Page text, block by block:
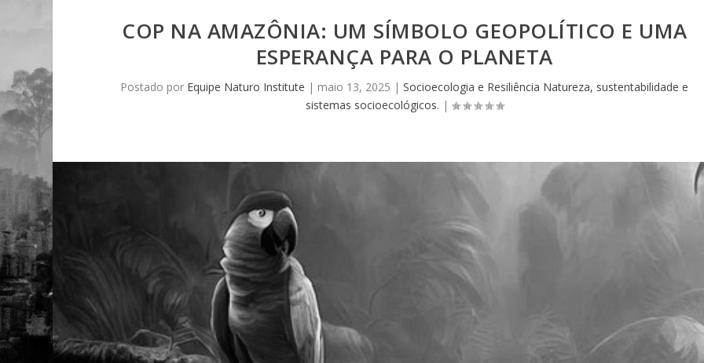
COP NA AMAZÔNIA: UM SÍMBOLO GEOPOLÍTICO E UMA
ESPERANÇA PARA O PLANETA
Postado por Equipe Naturo Institute | maio 13, 2025 |Socioecologia e Resiliência Natureza, sustentabilidade e
sistemas socioecológicos. |